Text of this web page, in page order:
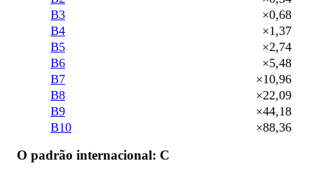
B3
×0,68
B4
×1,37
B5
×2,74
B6
×5,48
B7
×10,96
B8
×22,09
B9
×44,18
B10
×88,36
O padrão internacional: C